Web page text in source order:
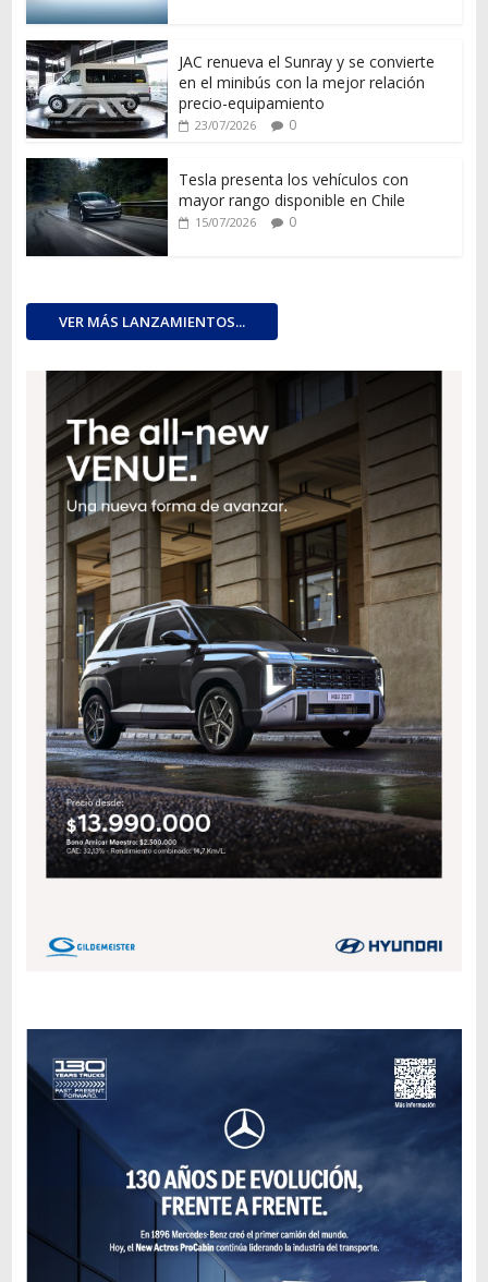
JAC renueva el Sunray y se convierte
en el minibús con la mejor relación
precio-equipamiento
23/07/2026 0
Tesla presenta los vehículos con
mayor rango disponible en Chile
15/07/2026 0
VER MÁS LANZAMIENTOS...